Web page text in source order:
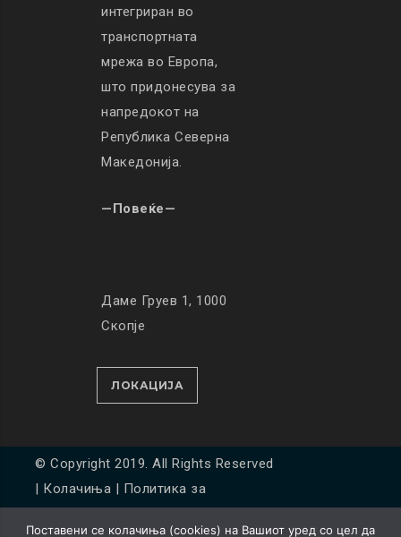
интегриран во
транспортната
мрежа во Европа,
што придонесува за
напредокот на
Република Северна
Македонија.
—Повеќе—
Даме Груев 1, 1000
Скопје
ЛОКАЦИЈА
© Copyright 2019. All Rights Reserved
| Колачиња | Политика за
Поставени се колачиња (cookies) на Вашиот уред со цел да